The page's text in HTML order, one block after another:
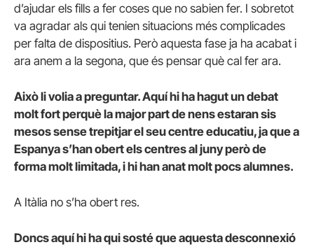
d’ajudar els fills a fer coses que no sabien fer. I sobretot
va agradar als qui tenien situacions més complicades
per falta de dispositius. Però aquesta fase ja ha acabat i
ara anem a la segona, que és pensar què cal fer ara.
Això li volia a preguntar. Aquí hi ha hagut un debat
molt fort perquè la major part de nens estaran sis
mesos sense trepitjar el seu centre educatiu, ja que a
Espanya s’han obert els centres al juny però de
forma molt limitada, i hi han anat molt pocs alumnes.
A Itàlia no s’ha obert res.
Doncs aquí hi ha qui sosté que aquesta desconnexió